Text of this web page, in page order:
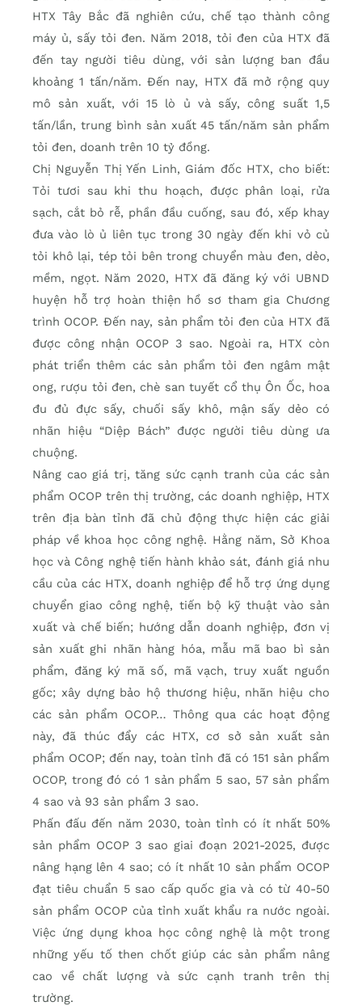
HTX Tây Bắc đã nghiên cứu, chế tạo thành công
máy ủ, sấy tỏi đen. Năm 2018, tỏi đen của HTX đã
đến tay người tiêu dùng, với sản lượng ban đầu
khoảng 1 tấn/năm. Đến nay, HTX đã mở rộng quy
mô sản xuất, với 15 lò ủ và sấy, công suất 1,5
tấn/lần, trung bình sản xuất 45 tấn/năm sản phẩm
tỏi đen, doanh trên 10 tỷ đồng.
Chị Nguyễn Thị Yến Linh, Giám đốc HTX, cho biết:
Tỏi tươi sau khi thu hoạch, được phân loại, rửa
sạch, cắt bỏ rễ, phần đầu cuống, sau đó, xếp khay
đưa vào lò ủ liên tục trong 30 ngày đến khi vỏ củ
tỏi khô lại, tép tỏi bên trong chuyển màu đen, dẻo,
mềm, ngọt. Năm 2020, HTX đã đăng ký với UBND
huyện hỗ trợ hoàn thiện hồ sơ tham gia Chương
trình OCOP. Đến nay, sản phẩm tỏi đen của HTX đã
được công nhận OCOP 3 sao. Ngoài ra, HTX còn
phát triển thêm các sản phẩm tỏi đen ngâm mật
ong, rượu tỏi đen, chè san tuyết cổ thụ Ôn Ốc, hoa
đu đủ đực sấy, chuối sấy khô, mận sấy dẻo có
nhãn hiệu “Diệp Bách” được người tiêu dùng ưa
chuộng.
Nâng cao giá trị, tăng sức cạnh tranh của các sản
phẩm OCOP trên thị trường, các doanh nghiệp, HTX
trên địa bàn tỉnh đã chủ động thực hiện các giải
pháp về khoa học công nghệ. Hằng năm, Sở Khoa
học và Công nghệ tiến hành khảo sát, đánh giá nhu
cầu của các HTX, doanh nghiệp để hỗ trợ ứng dụng
chuyển giao công nghệ, tiến bộ kỹ thuật vào sản
xuất và chế biến; hướng dẫn doanh nghiệp, đơn vị
sản xuất ghi nhãn hàng hóa, mẫu mã bao bì sản
phẩm, đăng ký mã số, mã vạch, truy xuất nguồn
gốc; xây dựng bảo hộ thương hiệu, nhãn hiệu cho
các sản phẩm OCOP… Thông qua các hoạt động
này, đã thúc đẩy các HTX, cơ sở sản xuất sản
phẩm OCOP; đến nay, toàn tỉnh đã có 151 sản phẩm
OCOP, trong đó có 1 sản phẩm 5 sao, 57 sản phẩm
4 sao và 93 sản phẩm 3 sao.
Phấn đấu đến năm 2030, toàn tỉnh có ít nhất 50%
sản phẩm OCOP 3 sao giai đoạn 2021-2025, được
nâng hạng lên 4 sao; có ít nhất 10 sản phẩm OCOP
đạt tiêu chuẩn 5 sao cấp quốc gia và có từ 40-50
sản phẩm OCOP của tỉnh xuất khẩu ra nước ngoài.
Việc ứng dụng khoa học công nghệ là một trong
những yếu tố then chốt giúp các sản phẩm nâng
cao về chất lượng và sức cạnh tranh trên thị
trường.